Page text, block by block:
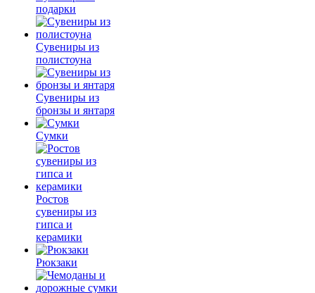
подарки
Сувениры из
полистоуна
Сувениры из
бронзы и янтаря
Сумки
Ростов
сувениры из
гипса и
керамики
Рюкзаки